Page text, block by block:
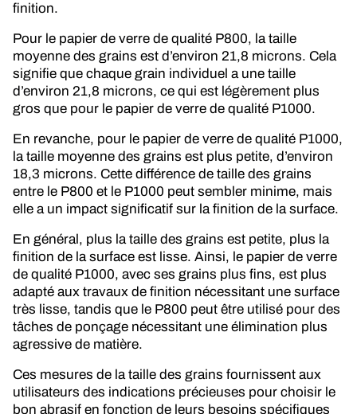
finition.
Pour le papier de verre de qualité P800, la taille
moyenne des grains est d’environ 21,8 microns. Cela
signifie que chaque grain individuel a une taille
d’environ 21,8 microns, ce qui est légèrement plus
gros que pour le papier de verre de qualité P1000.
En revanche, pour le papier de verre de qualité P1000,
la taille moyenne des grains est plus petite, d’environ
18,3 microns. Cette différence de taille des grains
entre le P800 et le P1000 peut sembler minime, mais
elle a un impact significatif sur la finition de la surface.
En général, plus la taille des grains est petite, plus la
finition de la surface est lisse. Ainsi, le papier de verre
de qualité P1000, avec ses grains plus fins, est plus
adapté aux travaux de finition nécessitant une surface
très lisse, tandis que le P800 peut être utilisé pour des
tâches de ponçage nécessitant une élimination plus
agressive de matière.
Ces mesures de la taille des grains fournissent aux
utilisateurs des indications précieuses pour choisir le
bon abrasif en fonction de leurs besoins spécifiques